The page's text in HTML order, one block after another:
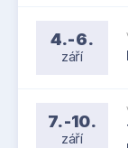
4.-6.
září
7.-10.
září